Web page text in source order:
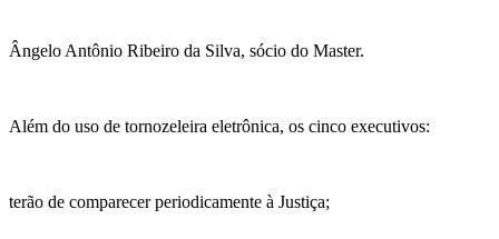
Ângelo Antônio Ribeiro da Silva, sócio do Master.
Além do uso de tornozeleira eletrônica, os cinco executivos:
terão de comparecer periodicamente à Justiça;